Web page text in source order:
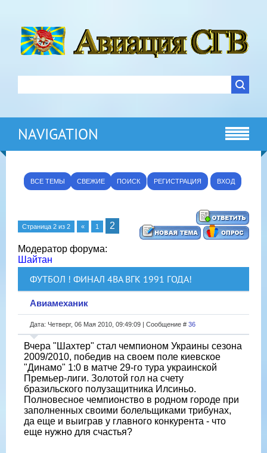
NAVIGATION
ВСЕ ТЕМЫ СВЕЖИЕ ПОИСК РЕГИСТРАЦИЯ ВХОД
Страница 2 из 2 « 1 2
Модератор форума:
Шайтан
ФУТБОЛ ! ФИНАЛ 4ВА ВГК 1991 ГОДА!
Авиамеханик
Дата: Четверг, 06 Мая 2010, 09:49:09 | Сообщение # 36
Вчера "Шахтер" стал чемпионом Украины сезона
2009/2010, победив на своем поле киевское
"Динамо" 1:0 в матче 29-го тура украинской
Премьер-лиги. Золотой гол на счету
бразильского полузащитника Илсиньо.
Полновесное чемпионство в родном городе при
заполненных своими болельщиками трибунах,
да еще и выиграв у главного конкурента - что
еще нужно для счастья?